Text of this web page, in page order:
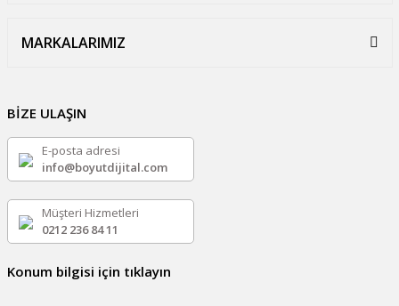
MARKALARIMIZ
BİZE ULAŞIN
E-posta adresi
info@boyutdijital.com
Müşteri Hizmetleri
0212 236 84 11
Konum bilgisi için tıklayın